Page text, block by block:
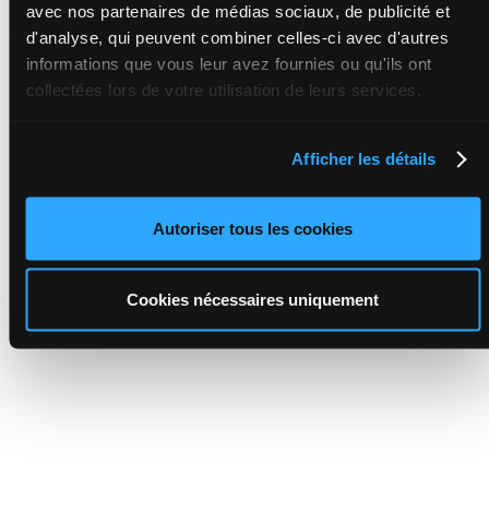
avec nos partenaires de médias sociaux, de publicité et
d'analyse, qui peuvent combiner celles-ci avec d'autres
informations que vous leur avez fournies ou qu'ils ont
collectées lors de votre utilisation de leurs services.
Afficher les détails
Autoriser tous les cookies
Cookies nécessaires uniquement